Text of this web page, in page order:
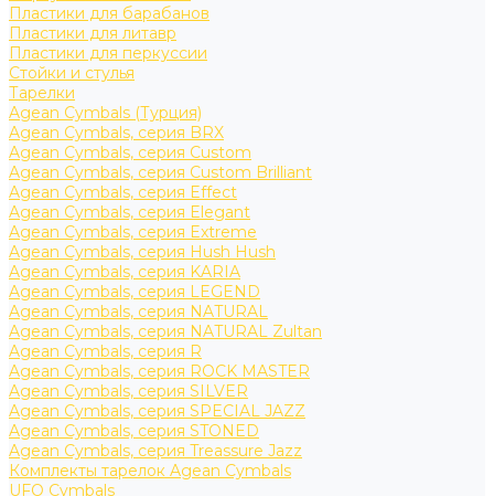
Пластики для барабанов
Пластики для литавр
Пластики для перкуссии
Стойки и стулья
Тарелки
Agean Cymbals (Турция)
Agean Cymbals, серия BRX
Agean Cymbals, серия Custom
Agean Cymbals, серия Custom Brilliant
Agean Cymbals, серия Effect
Agean Cymbals, серия Elegant
Agean Cymbals, серия Extreme
Agean Cymbals, серия Hush Hush
Agean Cymbals, серия KARIA
Agean Cymbals, серия LEGEND
Agean Cymbals, серия NATURAL
Agean Cymbals, серия NATURAL Zultan
Agean Cymbals, серия R
Agean Cymbals, серия ROCK MASTER
Agean Cymbals, серия SILVER
Agean Cymbals, серия SPECIAL JAZZ
Agean Cymbals, серия STONED
Agean Cymbals, серия Treassure Jazz
Комплекты тарелок Agean Cymbals
UFO Cymbals